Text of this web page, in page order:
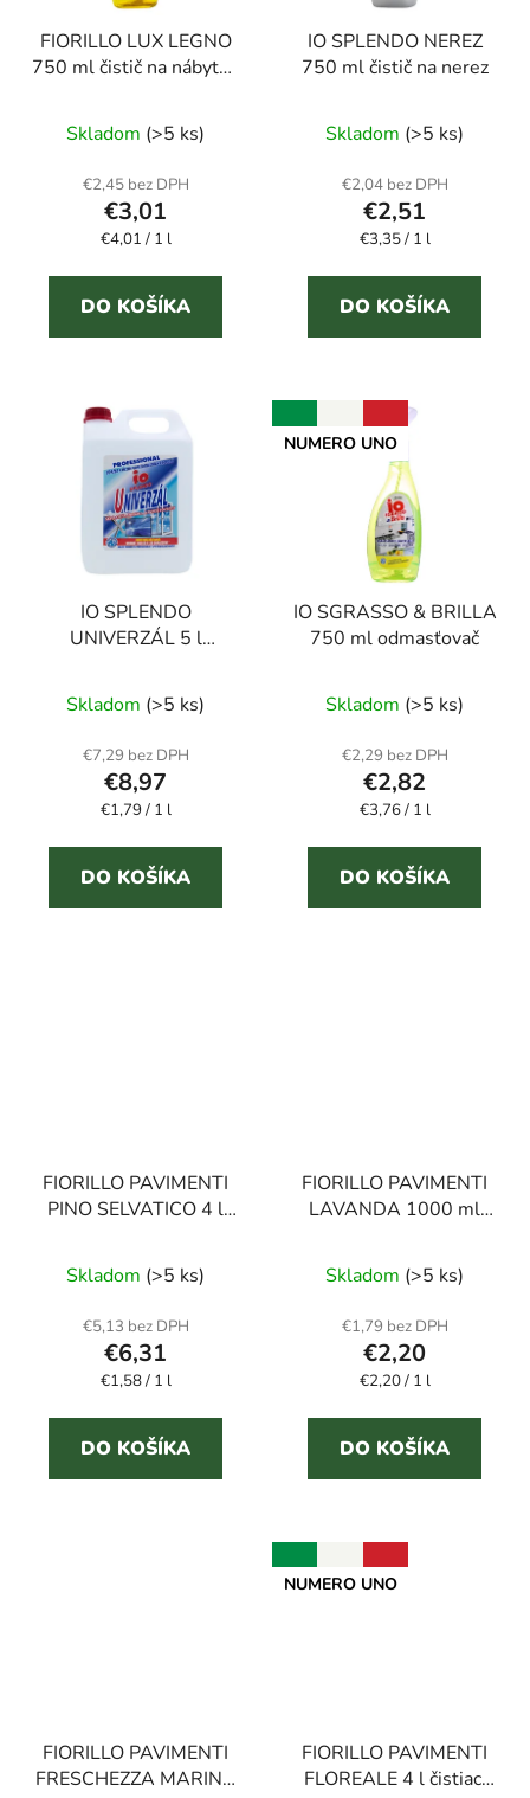
FIORILLO LUX LEGNO
750 ml čistič na nábytok
Skladom (>5 ks)
€2,45 bez DPH
€3,01
Jednotková
€4,01 / 1 l
DO KOŠÍKA
IO SPLENDO NEREZ
750 ml čistič na nerez
Skladom (>5 ks)
€2,04 bez DPH
€2,51
Jednotková
€3,35 / 1 l
DO KOŠÍKA
IO SPLENDO
UNIVERZÁL 5 l
na sklenené povrchy
Skladom (>5 ks)
€7,29 bez DPH
€8,97
Jednotková
€1,79 / 1 l
DO KOŠÍKA
NUMERO UNO
IO SGRASSO & BRILLA
750 ml odmasťovač
hodnotenie
produktu
je
4,0
z
5
hviezdičiek.
Skladom (>5 ks)
€2,29 bez DPH
€2,82
Jednotková
€3,76 / 1 l
DO KOŠÍKA
FIORILLO PAVIMENTI
PINO SELVATICO 4 l
podlahy
Skladom (>5 ks)
€5,13 bez DPH
€6,31
Jednotková
€1,58 / 1 l
DO KOŠÍKA
FIORILLO PAVIMENTI
LAVANDA 1000 ml
podlahy
Skladom (>5 ks)
€1,79 bez DPH
€2,20
Jednotková
€2,20 / 1 l
DO KOŠÍKA
FIORILLO PAVIMENTI
FRESCHEZZA MARINA
NUMERO UNO
FIORILLO PAVIMENTI
FLOREALE 4 l čistiaci